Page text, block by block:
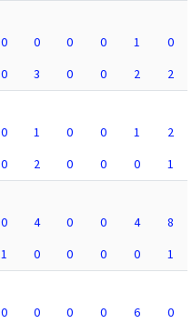
0 0 0 0 1
0
0 3 0 0 2
2
0 1 0 0 1
2
0 2 0 0 0
1
0 4 0 0 4
8
1 0 0 0 0
1
0 0 0 0 6
0